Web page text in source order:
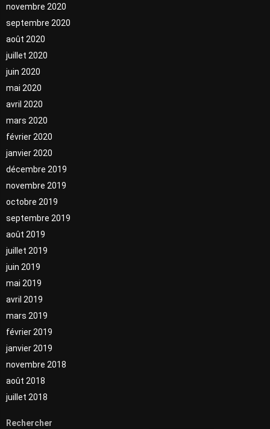
novembre 2020
septembre 2020
août 2020
juillet 2020
juin 2020
mai 2020
avril 2020
mars 2020
février 2020
janvier 2020
décembre 2019
novembre 2019
octobre 2019
septembre 2019
août 2019
juillet 2019
juin 2019
mai 2019
avril 2019
mars 2019
février 2019
janvier 2019
novembre 2018
août 2018
juillet 2018
Rechercher